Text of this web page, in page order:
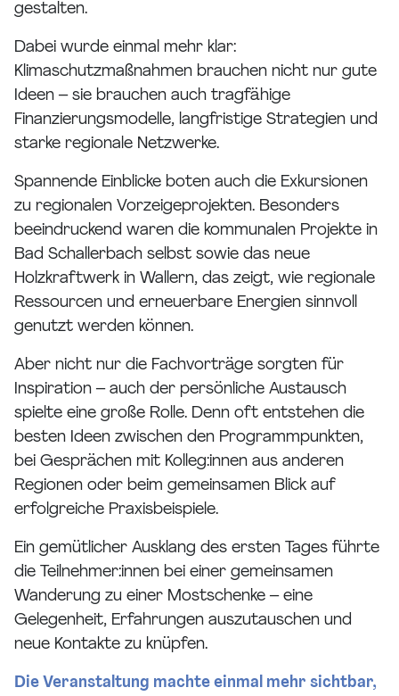
gestalten.
Dabei wurde einmal mehr klar:
Klimaschutzmaßnahmen brauchen nicht nur gute
Ideen – sie brauchen auch tragfähige
Finanzierungsmodelle, langfristige Strategien und
starke regionale Netzwerke.
Spannende Einblicke boten auch die Exkursionen
zu regionalen Vorzeigeprojekten. Besonders
beeindruckend waren die kommunalen Projekte in
Bad Schallerbach selbst sowie das neue
Holzkraftwerk in Wallern, das zeigt, wie regionale
Ressourcen und erneuerbare Energien sinnvoll
genutzt werden können.
Aber nicht nur die Fachvorträge sorgten für
Inspiration – auch der persönliche Austausch
spielte eine große Rolle. Denn oft entstehen die
besten Ideen zwischen den Programmpunkten,
bei Gesprächen mit Kolleg:innen aus anderen
Regionen oder beim gemeinsamen Blick auf
erfolgreiche Praxisbeispiele.
Ein gemütlicher Ausklang des ersten Tages führte
die Teilnehmer:innen bei einer gemeinsamen
Wanderung zu einer Mostschenke – eine
Gelegenheit, Erfahrungen auszutauschen und
neue Kontakte zu knüpfen.
Die Veranstaltung machte einmal mehr sichtbar,